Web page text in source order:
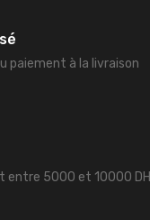
paiement à la livraison
5000 et 10000 DH